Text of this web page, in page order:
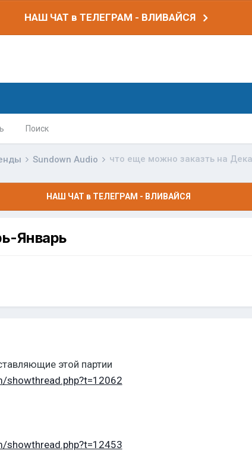
НАШ ЧАТ в ТЕЛЕГРАМ - ВЛИВАЙСЯ
Поиск
Sundown Audio что еще можно заказть на
НАШ ЧАТ в ТЕЛЕГРАМ - ВЛИВАЙСЯ
Январь
этой партии